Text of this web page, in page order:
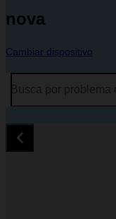
nova
Cambiar dispositivo